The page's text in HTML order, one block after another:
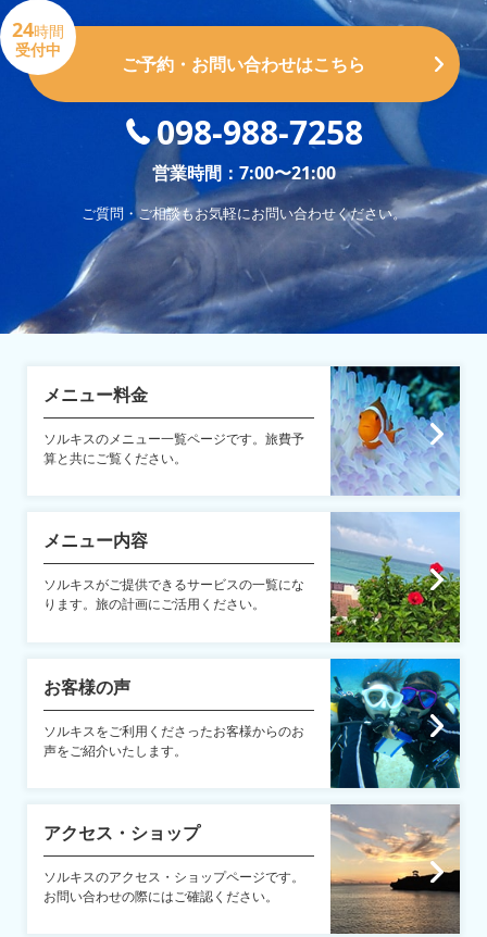
24時間
受付中
ご予約・お問い合わせはこちら
098-988-7258
営業時間：7:00〜21:00
ご質問・ご相談もお気軽にお問い合わせください。
メニュー料金
ソルキスのメニュー一覧ページです。旅費予
算と共にご覧ください。
メニュー内容
ソルキスがご提供できるサービスの一覧にな
ります。旅の計画にご活用ください。
お客様の声
ソルキスをご利用くださったお客様からのお
声をご紹介いたします。
アクセス・ショップ
ソルキスのアクセス・ショップページです。
お問い合わせの際にはご確認ください。